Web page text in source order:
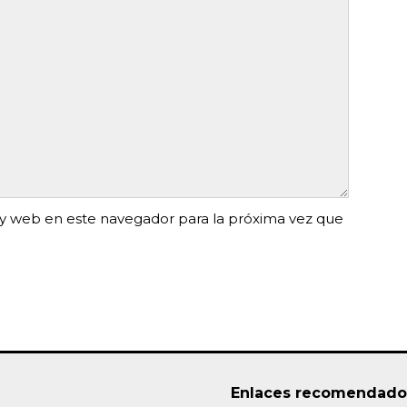
en este navegador para la próxima vez que
Enlaces